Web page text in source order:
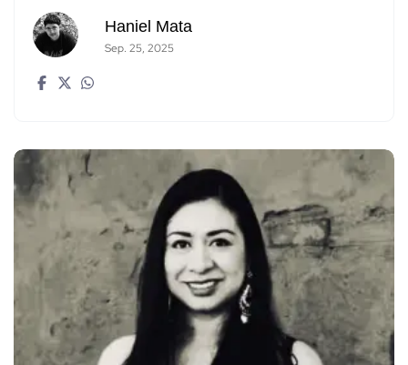
Haniel Mata
Sep. 25, 2025